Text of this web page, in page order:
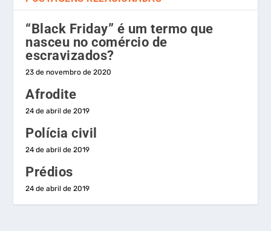
“Black Friday” é um termo que
nasceu no comércio de
escravizados?
23 de novembro de 2020
Afrodite
24 de abril de 2019
Polícia civil
24 de abril de 2019
Prédios
24 de abril de 2019